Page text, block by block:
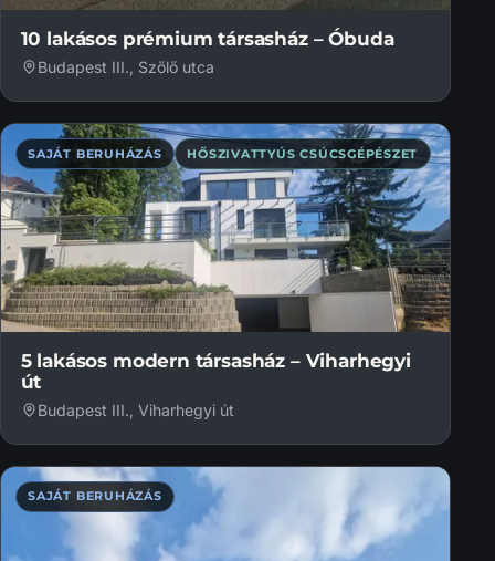
10 lakásos prémium társasház – Óbuda
Budapest III., Szőlő utca
SAJÁT BERUHÁZÁS HŐSZIVATTYÚS CSÚCSGÉPÉSZET
5 lakásos modern társasház – Viharhegyi
út
Budapest III., Viharhegyi út
SAJÁT BERUHÁZÁS